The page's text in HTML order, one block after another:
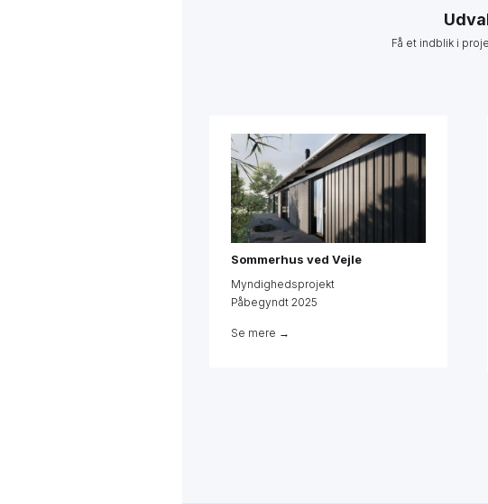
Få et indblik i
Sommerhus ved Vejle
Myndighedsprojekt
Påbegyndt 2025
Se mere →